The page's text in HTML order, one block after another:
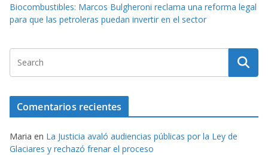
Biocombustibles: Marcos Bulgheroni reclama una reforma legal
para que las petroleras puedan invertir en el sector
Comentarios recientes
Maria en La Justicia avaló audiencias públicas por la Ley de
Glaciares y rechazó frenar el proceso